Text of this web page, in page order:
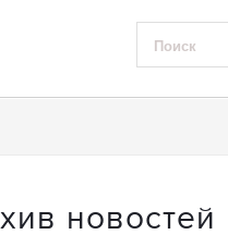
новостей